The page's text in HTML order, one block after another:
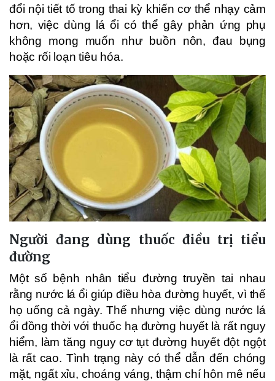
đổi nội tiết tố trong thai kỳ khiến cơ thể nhạy cảm
hơn, việc dùng lá ổi có thể gây phản ứng phụ
không mong muốn như buồn nôn, đau bụng
hoặc rối loạn tiêu hóa.
Người đang dùng thuốc điều trị tiểu
đường
Một số bệnh nhân tiểu đường truyền tai nhau
rằng nước lá ổi giúp điều hòa đường huyết, vì thế
họ uống cả ngày. Thế nhưng việc dùng nước lá
ổi đồng thời với thuốc hạ đường huyết là rất nguy
hiểm, làm tăng nguy cơ tụt đường huyết đột ngột
là rất cao. Tình trạng này có thể dẫn đến chóng
mặt, ngất xỉu, choáng váng, thậm chí hôn mê nếu